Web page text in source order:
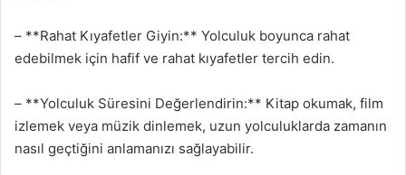
– **Rahat Kıyafetler Giyin:** Yolculuk boyunca rahat
edebilmek için hafif ve rahat kıyafetler tercih edin.
– **Yolculuk Süresini Değerlendirin:** Kitap okumak, film
izlemek veya müzik dinlemek, uzun yolculuklarda zamanın
nasıl geçtiğini anlamanızı sağlayabilir.